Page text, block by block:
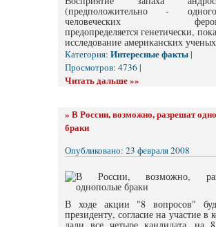
(предположительно -
человеческих
предопределяется генетически,
исследование американских
Категория: Интересные факты|
Просмотров: 4736 |
Читать дальше »»
» В России, возможно, разрешат
браки
Опубликовано: 23 февраля 2008
В ходе акции "8 вопросов"
президенту, согласие на участие в